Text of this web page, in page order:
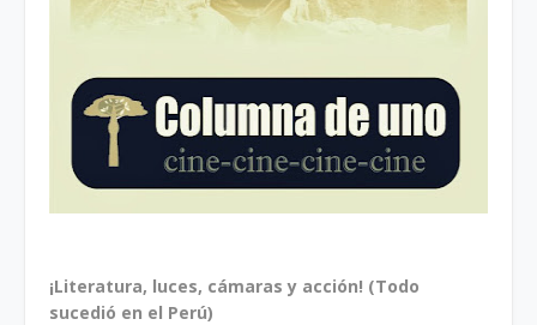
¡Literatura, luces, cámaras y acción! (Todo
sucedió en el Perú)